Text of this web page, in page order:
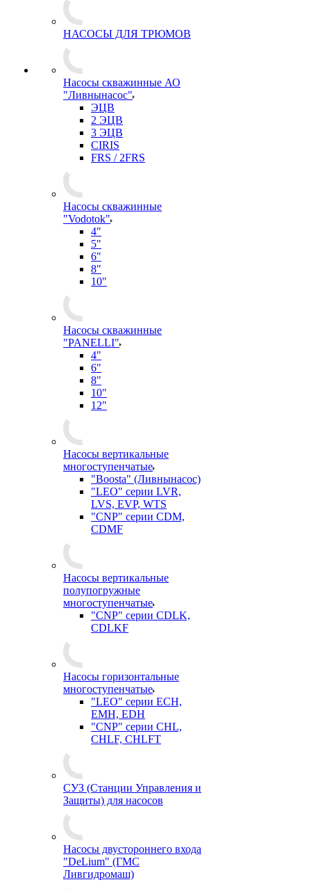
НАСОСЫ ДЛЯ ТРЮМОВ
Насосы скважинные АО
"Ливнынасос"
ЭЦВ
2 ЭЦВ
3 ЭЦВ
CIRIS
FRS / 2FRS
Насосы скважинные
"Vodotok"
4"
5"
6"
8"
10"
Насосы скважинные
"PANELLI"
4"
6"
8"
10"
12"
Насосы вертикальные
многоступенчатые
"Boosta" (Ливнынасос)
"LEO" серии LVR,
LVS, EVP, WTS
"CNP" серии CDM,
CDMF
Насосы вертикальные
полупогружные
многоступенчатые
"CNP" серии CDLK,
CDLKF
Насосы горизонтальные
многоступенчатые
"LEO" серии ECH,
EMH, EDH
"CNP" серии CHL,
CHLF, CHLFT
СУЗ (Станции Управления и
Защиты) для насосов
Насосы двустороннего входа
"DeLium" (ГМС
Ливгидромаш)